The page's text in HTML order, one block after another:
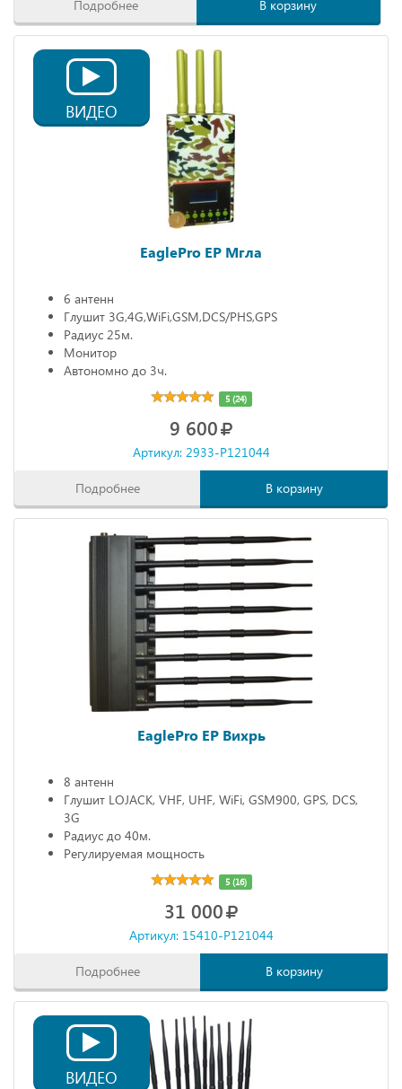
Подробнее В корзину
ВИДЕО
EaglePro EP Мгла
6 антенн
Глушит 3G,4G,WiFi,GSM,DCS/PHS,GPS
Радиус 25м.
Монитор
Автономно до 3ч.
5 (24)
9 600
Артикул: 2933-P121044
Подробнее В корзину
EaglePro EP Вихрь
8 антенн
Глушит LOJACK, VHF, UHF, WiFi, GSM900, GPS, DCS,
3G
Радиус до 40м.
Регулируемая мощность
5 (16)
31 000
Артикул: 15410-P121044
Подробнее В корзину
ВИДЕО